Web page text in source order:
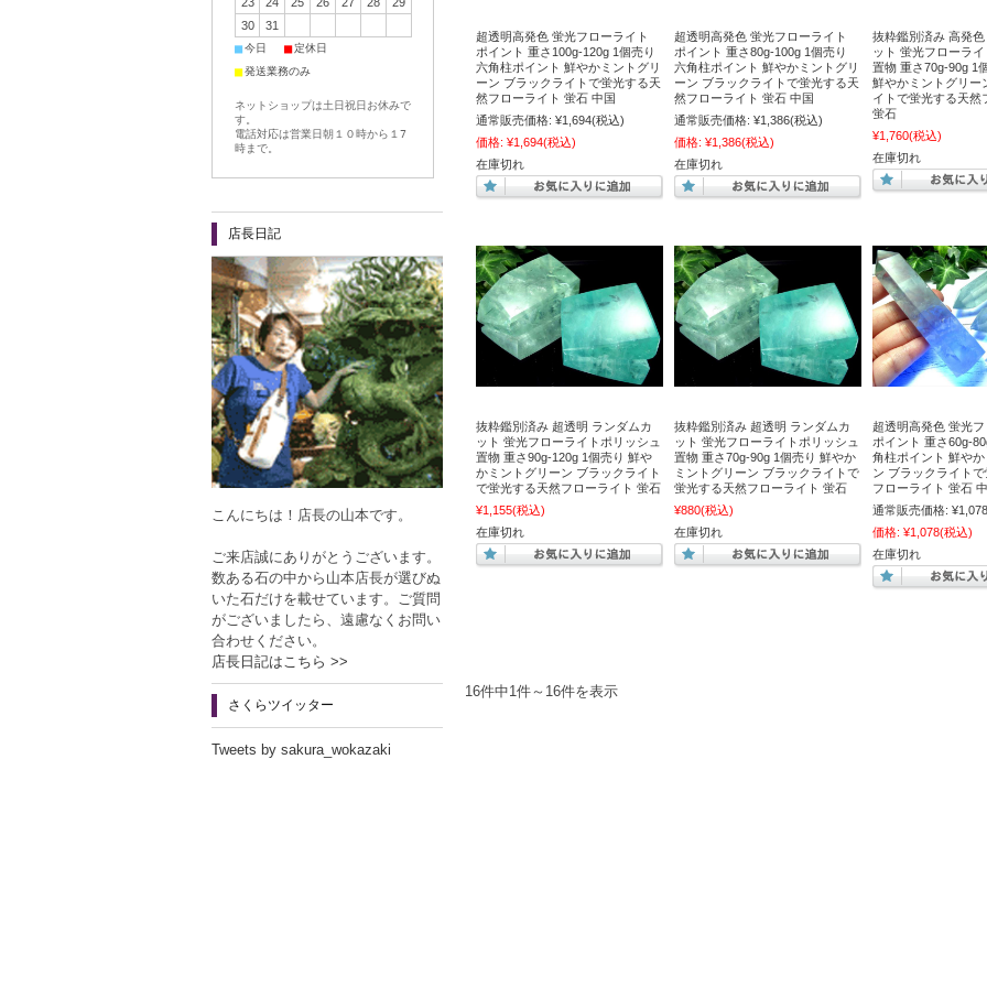
超透明高発色 蛍光フローライト
ポイント 重さ100g-120g 1個売り
六角柱ポイント 鮮やかミントグリ
ーン ブラックライトで蛍光する天
然フローライト 蛍石 中国
通常販売価格: ¥1,694(税込)
価格: ¥1,694(税込)
在庫切れ
超透明高発色 蛍光フローライト
ポイント 重さ80g-100g 1個売り
六角柱ポイント 鮮やかミントグリ
ーン ブラックライトで蛍光する天
然フローライト 蛍石 中国
通常販売価格: ¥1,386(税込)
価格: ¥1,386(税込)
在庫切れ
抜粋鑑別済み 高発
ット 蛍光フローラ
置物 重さ70g-90g 1
鮮やかミントグリー
イトで蛍光する天然
蛍石
¥1,760(税込)
在庫切れ
抜粋鑑別済み 超透明 ランダムカ
ット 蛍光フローライトポリッシュ
置物 重さ90g-120g 1個売り 鮮や
かミントグリーン ブラックライト
で蛍光する天然フローライト 蛍石
¥1,155(税込)
在庫切れ
抜粋鑑別済み 超透明 ランダムカ
ット 蛍光フローライトポリッシュ
置物 重さ70g-90g 1個売り 鮮やか
ミントグリーン ブラックライトで
蛍光する天然フローライト 蛍石
¥880(税込)
在庫切れ
超透明高発色 蛍光
ポイント 重さ60g-
角柱ポイント 鮮や
ン ブラックライト
フローライト 蛍石
通常販売価格: ¥1,078
価格: ¥1,078(税込)
在庫切れ
16件中1件～16件を表示
30
31
■今日 ■定休日
■発送業務のみ
ネットショップは土日祝日お休みで
す。
電話対応は営業日朝１０時から１7
時まで。
店長日記
こんにちは！店長の山本です。
ご来店誠にありがとうございます。
数ある石の中から山本店長が選びぬ
いた石だけを載せています。ご質問
がございましたら、遠慮なくお問い
合わせください。
店長日記はこちら >>
さくらツイッター
Tweets by sakura_wokazaki